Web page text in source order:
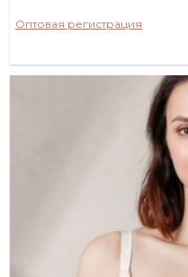
Оптовая регистрация